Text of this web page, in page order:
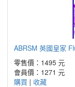
ABRSM 英國皇家
零售價：1495 元
會員價：1271 元
購買 | 收藏